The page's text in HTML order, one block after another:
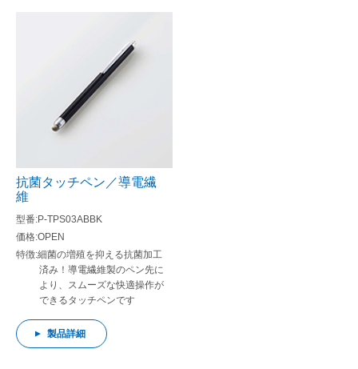
抗菌タッチペン／導電繊
維
P-TPS03ABBK
OPEN
細菌の増殖を抑える抗菌加工
済み！導電繊維製のペン先に
より、スムーズな快適操作が
できるタッチペンです
製品詳細